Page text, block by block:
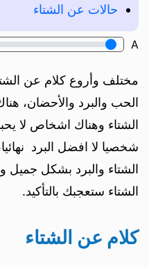
حالات عن الشتاء
A
مختلف وأروع كلام عن
الحب والبرد والأحضان،
الشتاء وهناك اشخاص لا
شخصيا لا افضل البرد
الشتاء والبرد بشكل
الشتاء ستعجبك بالتأكيد.
كلام عن الشتاء